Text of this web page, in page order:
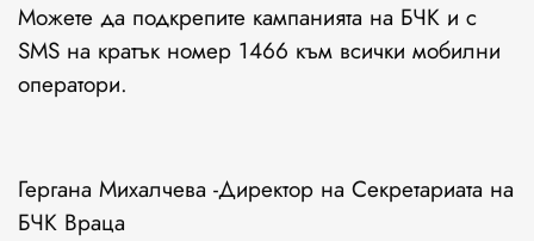
Можете да подкрепите кампанията на БЧК и с
SMS на кратък номер 1466 към всички мобилни
оператори.
Гергана Михалчева -Директор на Секретариата на
БЧК Враца